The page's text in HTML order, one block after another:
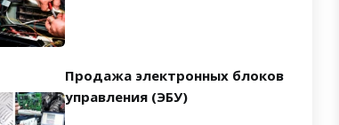
Продажа электронных блоков
управления (ЭБУ)